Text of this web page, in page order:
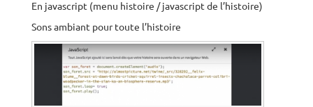
En javascript (menu histoire / javascript de l’histoire)
Sons ambiant pour toute l’histoire